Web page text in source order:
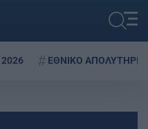
ΕΘΝΙΚΟ ΑΠΟΛΥΤΗΡΙΟ